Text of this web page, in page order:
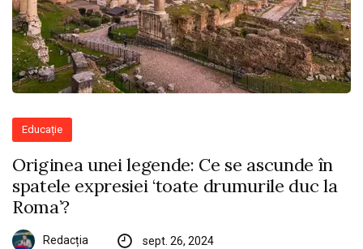
Educație
Originea unei legende: Ce se ascunde în
spatele expresiei ‘toate drumurile duc la
Roma’?
Redacția sept. 26, 2024